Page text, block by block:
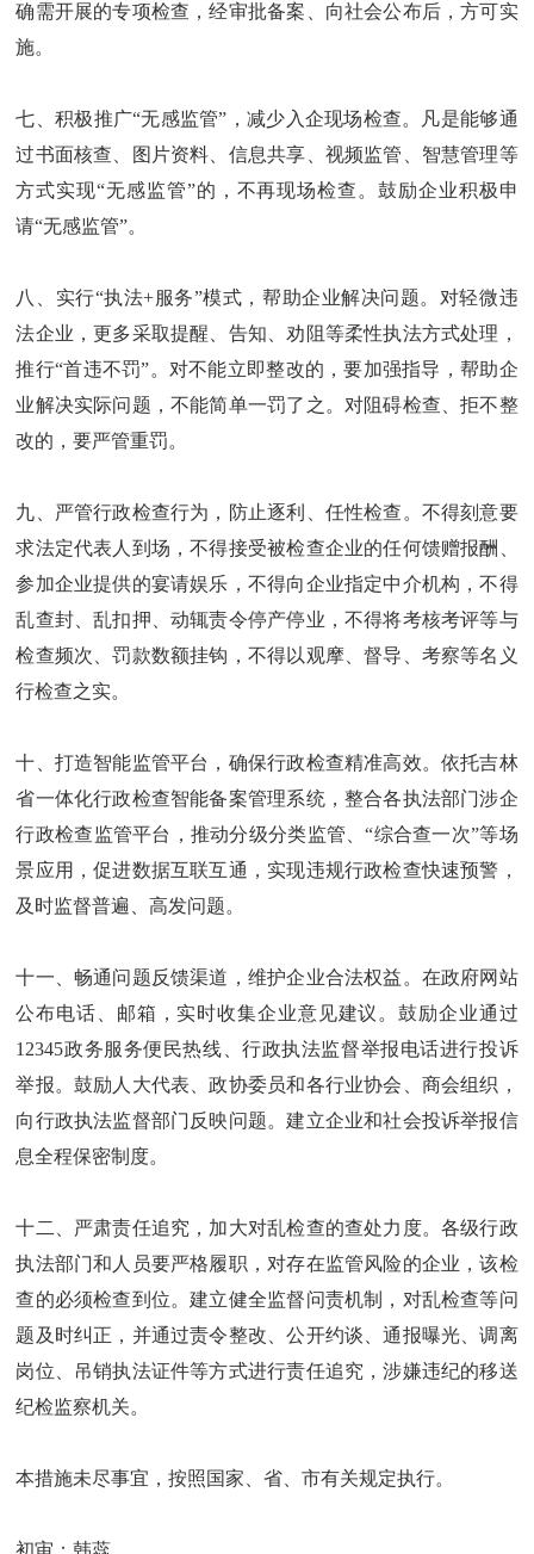
确需开展的专项检查，经审批备案、向社会公布后，方可实
施。
七、积极推广“无感监管”，减少入企现场检查。凡是能够通
过书面核查、图片资料、信息共享、视频监管、智慧管理等
方式实现“无感监管”的，不再现场检查。鼓励企业积极申
请“无感监管”。
八、实行“执法+服务”模式，帮助企业解决问题。对轻微违
法企业，更多采取提醒、告知、劝阻等柔性执法方式处理，
推行“首违不罚”。对不能立即整改的，要加强指导，帮助企
业解决实际问题，不能简单一罚了之。对阻碍检查、拒不整
改的，要严管重罚。
九、严管行政检查行为，防止逐利、任性检查。不得刻意要
求法定代表人到场，不得接受被检查企业的任何馈赠报酬、
参加企业提供的宴请娱乐，不得向企业指定中介机构，不得
乱查封、乱扣押、动辄责令停产停业，不得将考核考评等与
检查频次、罚款数额挂钩，不得以观摩、督导、考察等名义
行检查之实。
十、打造智能监管平台，确保行政检查精准高效。依托吉林
省一体化行政检查智能备案管理系统，整合各执法部门涉企
行政检查监管平台，推动分级分类监管、“综合查一次”等场
景应用，促进数据互联互通，实现违规行政检查快速预警，
及时监督普遍、高发问题。
十一、畅通问题反馈渠道，维护企业合法权益。在政府网站
公布电话、邮箱，实时收集企业意见建议。鼓励企业通过
12345政务服务便民热线、行政执法监督举报电话进行投诉
举报。鼓励人大代表、政协委员和各行业协会、商会组织，
向行政执法监督部门反映问题。建立企业和社会投诉举报信
息全程保密制度。
十二、严肃责任追究，加大对乱检查的查处力度。各级行政
执法部门和人员要严格履职，对存在监管风险的企业，该检
查的必须检查到位。建立健全监督问责机制，对乱检查等问
题及时纠正，并通过责令整改、公开约谈、通报曝光、调离
岗位、吊销执法证件等方式进行责任追究，涉嫌违纪的移送
纪检监察机关。
本措施未尽事宜，按照国家、省、市有关规定执行。
初审：韩蕊